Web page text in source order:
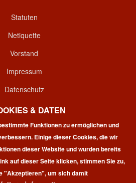
Statuten
Netiquette
Vorstand
Impressum
Datenschutz
Kontakt
Login
& DATEN
Funktionen zu ermöglichen und
Einige dieser Cookies, die wir
dieser Website und wurden bereits
auf dieser Seite klicken, stimmen Sie zu,
"Akzeptieren", um sich damit